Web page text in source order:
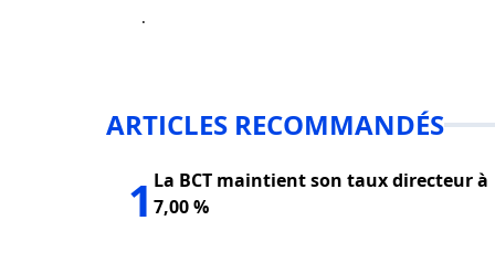
.
ARTICLES RECOMMANDÉS
1 La BCT maintient son taux directeur à
7,00 %